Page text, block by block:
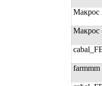
Макрос
farmmm